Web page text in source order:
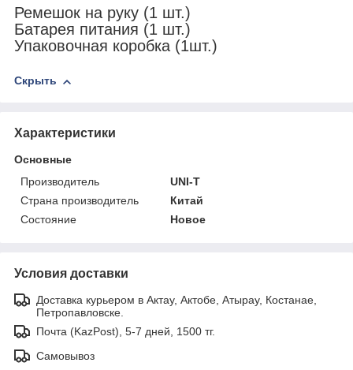
Ремешок на руку (1 шт.)
Батарея питания (1 шт.)
Упаковочная коробка (1шт.)
Скрыть
Характеристики
Основные
Производитель
UNI-T
Страна производитель
Китай
Состояние
Новое
Условия доставки
Доставка курьером в Актау, Актобе, Атырау, Костанае,
Петропавловске.
Почта (KazPost), 5-7 дней, 1500 тг.
Самовывоз